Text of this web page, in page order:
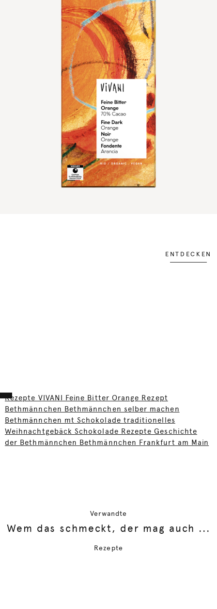
ENTDECKEN
Rezepte VIVANI Feine Bitter Orange Rezept
Bethmännchen Bethmännchen selber machen
Bethmännchen mt Schokolade traditionelles
Weihnachtgebäck Schokolade Rezepte Geschichte
der Bethmännchen Bethmännchen Frankfurt am Main
Verwandte
Wem das schmeckt, der mag auch ...
Rezepte